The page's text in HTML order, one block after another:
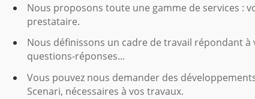
Nous proposons toute une gamme de services :
prestataire.
Nous définissons un cadre de travail répondant
questions-réponses...
Vous pouvez nous demander des
Scenari, nécessaires à vos travaux.